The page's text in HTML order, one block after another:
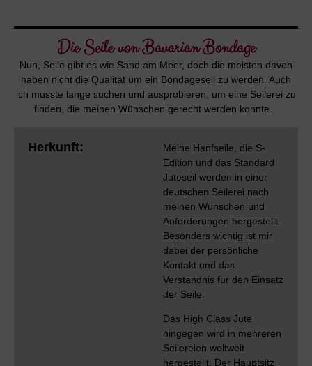
Die Seile von Bavarian Bondage
Nun, Seile gibt es wie Sand am Meer, doch die meisten davon
haben nicht die Qualität um ein Bondageseil zu werden. Auch
ich musste lange suchen und ausprobieren, um eine Seilerei zu
finden, die meinen Wünschen gerecht werden konnte.
Herkunft:
Meine Hanfseile, die S-
Edition und das Standard
Juteseil werden in einer
deutschen Seilerei nach
meinen Wünschen und
Anforderungen hergestellt.
Besonders wichtig ist mir
dabei der persönliche
Kontakt und das
Verständnis für den Einsatz
der Seile.
Das High Class Jute
hingegen wird in mehreren
Seilereien weltweit
hergestellt. Der Hauptsitz